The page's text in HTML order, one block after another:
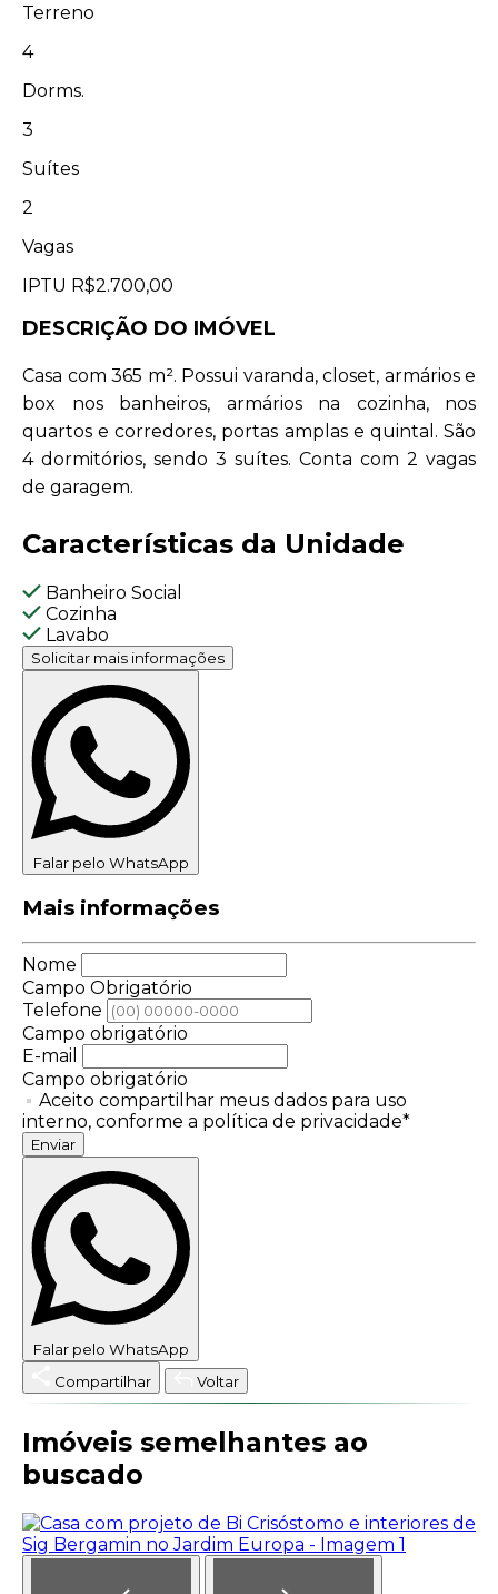
Terreno
4
Dorms.
3
Suítes
2
Vagas
IPTU R$2.700,00
DESCRIÇÃO DO IMÓVEL
Casa com 365 m². Possui varanda, closet, armários e
box nos banheiros, armários na cozinha, nos
quartos e corredores, portas amplas e quintal. São
4 dormitórios, sendo 3 suítes. Conta com 2 vagas
de garagem.
Características da Unidade
Banheiro Social
Cozinha
Lavabo
Solicitar mais informações
Falar pelo WhatsApp
Mais informações
Nome
Campo Obrigatório
Telefone
Campo obrigatório
E-mail
Campo obrigatório
Aceito compartilhar meus dados para uso
interno, conforme a política de privacidade*
Enviar
Falar pelo WhatsApp
Compartilhar
Voltar
Imóveis semelhantes ao
buscado